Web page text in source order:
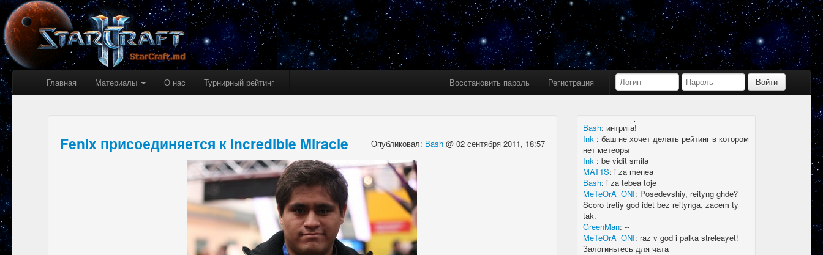
Главная Материалы О нас Турнирный рейтинг Восстановить пароль Регистрация
Fenix присоединяется к Incredible Miracle Опубликовал: Bash @ 02 сентября 2011, 18:57
Bash : limboid, заходил бы в Дискорд не
пропустил бы.
Ink
limboid, сейчас как бы всё сообщество
в дискорде, там всегда инфа самая
актуальная
k7.Gladiator : yoyo
Ink:yoyo
MAT1S
гладиатор = бв нагибатор?
Ink:на 20 лей игратор
Bash: интрига!
Ink :баш не хочет делать рейтинг в котором
нет метеоры
Ink :be vidit smila
MAT1S:i za menea
Bash:i za tebea toje
MeTeOrA_ONI: Posedevshiy, reityng ghde?
Scoro tretiy god idet bez reitynga, zacem ty
tak.
GreenMan:--
MeTeOrA_ONI: raz v god i palka streleayet!
Залогиньтесь для чата